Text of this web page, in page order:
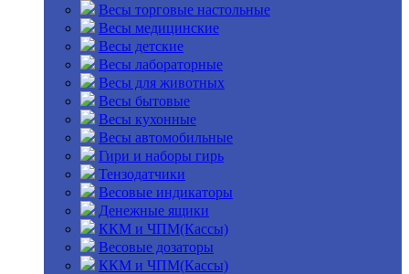
Весы торговые настольные
Весы медицинские
Весы детские
Весы лабораторные
Весы для животных
Весы бытовые
Весы кухонные
Весы автомобильные
Гири и наборы гирь
Тензодатчики
Весовые индикаторы
Денежные ящики
ККМ и ЧПМ(Кассы)
Весовые дозаторы
ККМ и ЧПМ(Кассы)